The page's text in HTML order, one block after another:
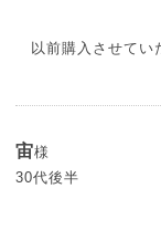
以前購入させて
宙様
30代後半